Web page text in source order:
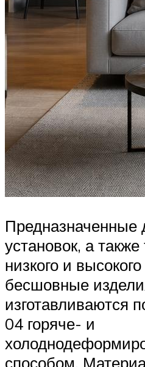
Предназначенные
установок, а
низкого и
бесшовные
изготавливаются
04 горяче- и
способом.